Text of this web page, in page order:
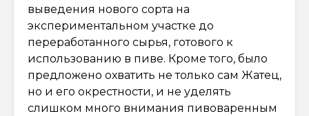
выведения нового сорта на
экспериментальном участке до
переработанного сырья, готового к
использованию в пиве. Кроме того, было
предложено охватить не только сам Жатец,
но и его окрестности, и не уделять
слишком много внимания пивоваренным